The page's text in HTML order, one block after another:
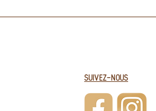
SUIVEZ-NOUS